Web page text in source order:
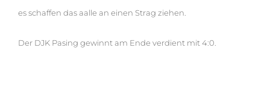
es schaffen das aalle an einen Strag ziehen.
Der DJK Pasing gewinnt am Ende verdient mit 4:0.